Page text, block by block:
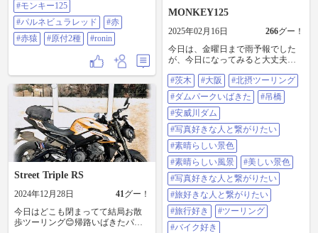
#モンキー125
#パルネビュラレッド
#赤
#赤猿
#原付2種 #ronin
MONKEY125
2025年02月16日 266グー！
今日は、金曜日まで雨予報でした
が、今日になってみると大丈夫そ
川ダムのダムパークいばきた。
2025年4月世界最長の歩行者用の吊
橋が出来ます！ #茨木#大阪#北摂ツ
ーリング#ダムパークいばきた#吊
橋#安威川ダム#写真好きな人と繋
がりたい#素晴らしい景色#素晴ら
しい風景#美しい景色#写真好きな
人と繋がりたい#旅好きな人と繋が
りたい#旅行好き#ツーリング#バイ
ク好き#バイク好きと繋がりたい#
ツーリング好きと繋がりたい#ツー
リング好き#ライダー#HONDA#モ
ンキー#モンキー125#パルネビュラ
レッド#赤#赤猿#原付2種#ronin
#茨木 #大阪
#北摂ツーリング
#ダムパークいばきた
#吊橋
#安威川ダム
#写真好きな人と繋がりたい
#素晴らしい景色
#素晴らしい風景
#美しい景色
#写真好きな人と繋がりたい
#旅好きな人と繋がりたい
#旅行好き
#ツーリング
#バイク好き
Street Triple RS
2024年12月28日 41グー！
今日はどこも閉まってて結局お散
歩ツーリング😊帰路いばきたパー